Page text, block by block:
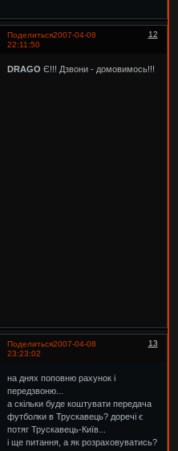
Поделиться 12
2007-04-08
22:11:50
DRAGO Є!!! Дзвони - домовимось!!!
Поделиться 13
2007-04-08
23:23:02
на днях поповню рахунок і
передзвоню...
а скільки буде коштувати передача
футболки в Трускавець? доречі є
потяг Трускавець-Київ...
і ще питання, а як розраховуватись?